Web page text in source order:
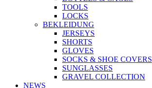
TOOLS
LOCKS
BEKLEIDUNG
JERSEYS
SHORTS
GLOVES
SOCKS & SHOE COVERS
SUNGLASSES
GRAVEL COLLECTION
NEWS